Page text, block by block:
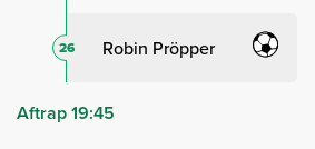
Robin Pröpper
26
Aftrap 19:45